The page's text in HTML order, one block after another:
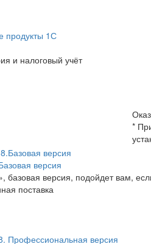
продукты 1С
и налоговый учёт
*
версия
базовая версия, подойдет вам,
поставка